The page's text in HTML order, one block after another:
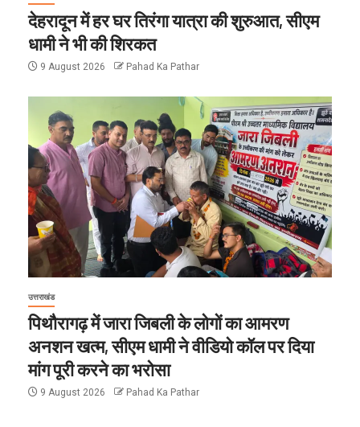
देहरादून में हर घर तिरंगा यात्रा की शुरुआत, सीएम
धामी ने भी की शिरकत
9 August 2026 Pahad Ka Pathar
उत्तराखंड
पिथौरागढ़ में जारा जिबली के लोगों का आमरण
अनशन खत्म, सीएम धामी ने वीडियो कॉल पर दिया
मांग पूरी करने का भरोसा
9 August 2026 Pahad Ka Pathar